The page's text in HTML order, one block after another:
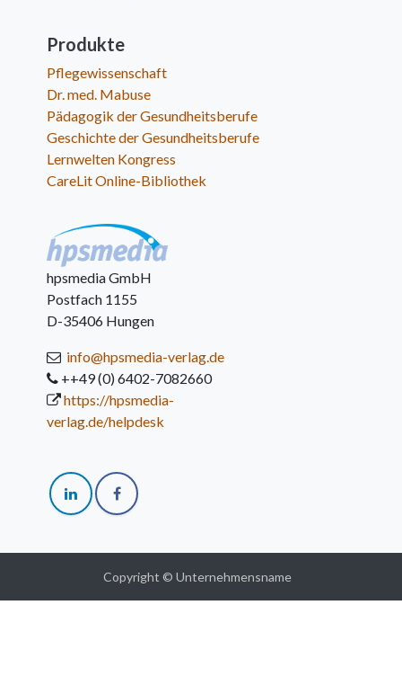
Produkte
Pflegewissenschaft
Dr. med. Mabuse
Pädagogik der Gesundheitsberufe
Geschichte der Gesundheitsberufe
Lernwelten Kongress
CareLit Online-Bibliothek
hpsmedia GmbH
Postfach 1155
D-35406 Hungen
info@hpsmedia-verlag.de
++49 (0) 6402-7082660
https://hpsmedia-
verlag.de/helpdesk
Copyright © Unternehmensname